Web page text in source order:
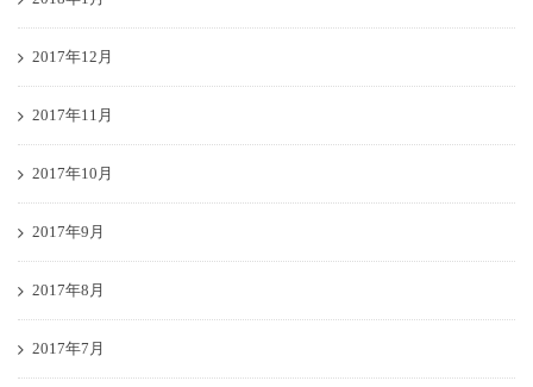
2017年12月
2017年11月
2017年10月
2017年9月
2017年8月
2017年7月